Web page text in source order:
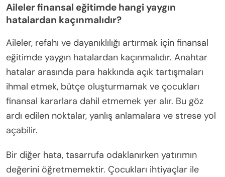
Aileler finansal eğitimde hangi yaygın
hatalardan kaçınmalıdır?
Aileler, refahı ve dayanıklılığı artırmak için finansal
eğitimde yaygın hatalardan kaçınmalıdır. Anahtar
hatalar arasında para hakkında açık tartışmaları
ihmal etmek, bütçe oluşturmamak ve çocukları
finansal kararlara dahil etmemek yer alır. Bu göz
ardı edilen noktalar, yanlış anlamalara ve strese yol
açabilir.
Bir diğer hata, tasarrufa odaklanırken yatırımın
değerini öğretmemektir. Çocukları ihtiyaçlar ile